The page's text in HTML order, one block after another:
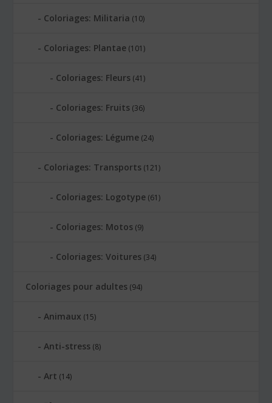
Coloriages: Militaria (10)
Coloriages: Plantae (101)
Coloriages: Fleurs (41)
Coloriages: Fruits (36)
Coloriages: Légume (24)
Coloriages: Transports (121)
Coloriages: Logotype (61)
Coloriages: Motos (9)
Coloriages: Voitures (34)
Coloriages pour adultes (94)
Animaux (15)
Anti-stress (8)
Art (14)